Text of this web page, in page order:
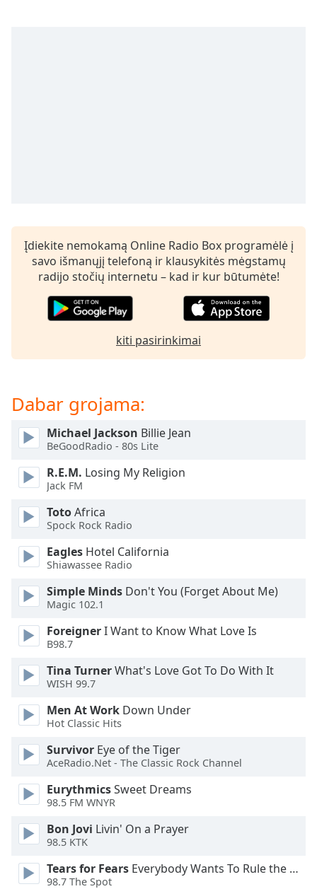
selected
Subtitles
subtitles
settings,
opens
dialog
selected
Audio
Track
Picture-
in-
Fullscreen
This
window.
Beginning
window.
Escape
cancel
and
close
Text
Color
Opacity
Įdiekite nemokamą Online Radio Box programėlė į
savo išmanųjį telefoną ir klausykitės mėgstamų
radijo stočių internetu – kad ir kur būtumėte!
kiti pasirinkimai
Dabar grojama:
Michael Jackson Billie Jean
BeGoodRadio - 80s Lite
R.E.M. Losing My Religion
Jack FM
TotoAfrica
Spock Rock Radio
Eagles Hotel California
Shiawassee Radio
Simple Minds Don't You (Forget About Me)
Magic 102.1
ForeignerI Want to Know What Love Is
B98.7
Tina TurnerWhat's Love Got To Do With It
WISH 99.7
Men At Work Down Under
Hot Classic Hits
Survivor Eye of the Tiger
AceRadio.Net - The Classic Rock Channel
EurythmicsSweet Dreams
98.5 FM WNYR
Bon Jovi Livin' On a Prayer
98.5 KTK
Tears for Fears Everybody Wants To Rule the World
98.7 The Spot